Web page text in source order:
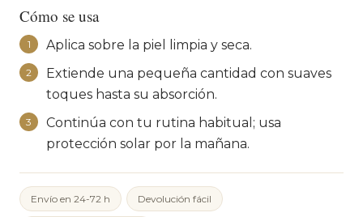
Cómo se usa
1 Aplica sobre la piel limpia y seca.
2
Extiende una pequeña cantidad con suaves
toques hasta su absorción.
3
Continúa con tu rutina habitual; usa
protección solar por la mañana.
Envío en 24-72 h Devolución fácil